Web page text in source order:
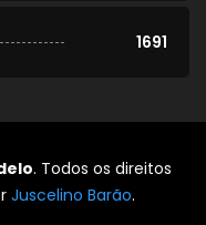
1691
. Todos os direitos
Juscelino Barão.